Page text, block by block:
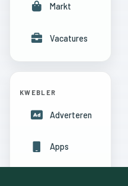
Markt
Vacatures
KWEBLER
Adverteren
Apps